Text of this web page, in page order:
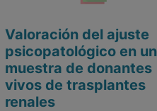
Valoración del ajuste
psicopatológico en
muestra de donantes
vivos de trasplantes
renales